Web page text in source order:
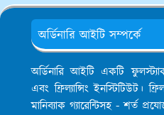
অর্ডিনারি আইটি সম্পর্কে
অর্ডিনারি আইটি একটি
এবং ফ্রিল্যান্সিং ইনস্টিটিউট।
মানিব্যাক গ্যারেন্টিসহ - শর্ত